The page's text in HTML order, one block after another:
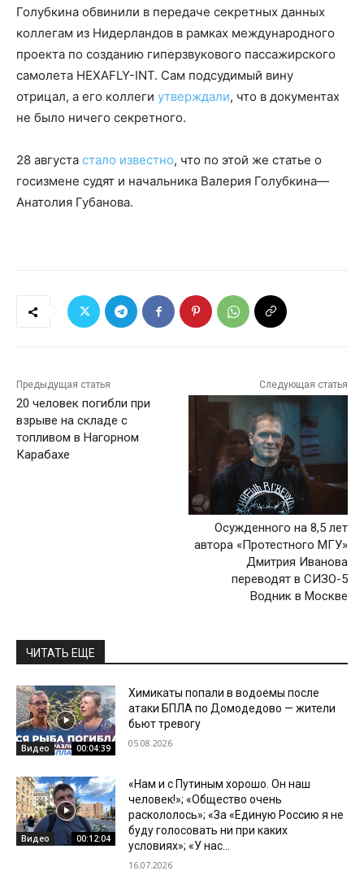
Голубкина обвинили в передаче секретных данных
коллегам из Нидерландов в рамках международного
проекта по созданию гиперзвукового пассажирского
самолета HEXAFLY-INT. Сам подсудимый вину
отрицал, а его коллеги утверждали, что в документах
не было ничего секретного.
28 августа стало известно, что по этой же статье о
госизмене судят и начальника Валерия Голубкина—
Анатолия Губанова.
Предыдущая статья
20 человек погибли при
взрыве на складе с
топливом в Нагорном
Карабахе
Следующая статья
Осужденного на 8,5 лет
автора «Протестного МГУ»
Дмитрия Иванова
переводят в СИЗО-5
Водник в Москве
ЧИТАТЬ ЕЩЕ
Видео 00:04:39
Химикаты попали в водоемы после
атаки БПЛА по Домодедово — жители
бьют тревогу
05.08.2026
Видео 00:12:04
«Нам и с Путиным хорошо. Он наш
человек!»; «Общество очень
раскололось»; «За «Единую Россию я не
буду голосовать ни при каких
условиях»; «У нас...
16.07.2026